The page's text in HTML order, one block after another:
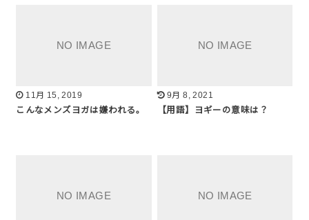
11月 15, 2019
こんなメンズヨガは嫌われる。
9月 8, 2021
【用語】ヨギーの意味は？